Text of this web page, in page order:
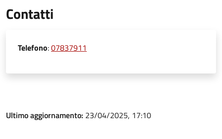
Contatti
Telefono:07837911
Ultimo aggiornamento: 23/04/2025, 17:10